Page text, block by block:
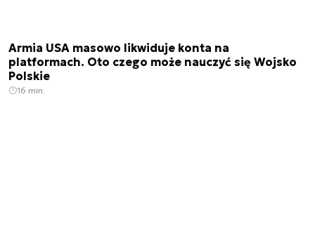
Armia USA masowo likwiduje konta na
platformach. Oto czego może nauczyć się Wojsko
Polskie
16 min.